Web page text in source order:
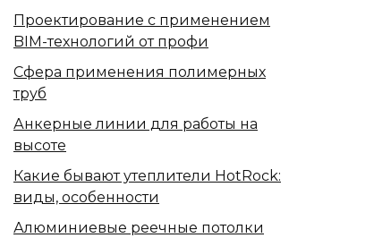
Проектирование с применением
BIM-технологий от профи
Сфера применения полимерных
труб
Анкерные линии для работы на
высоте
Какие бывают утеплители HotRock:
виды, особенности
Алюминиевые реечные потолки